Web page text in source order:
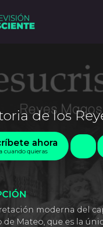
de los
ahora
cuando quieras
moderna del
de Mateo, que es la